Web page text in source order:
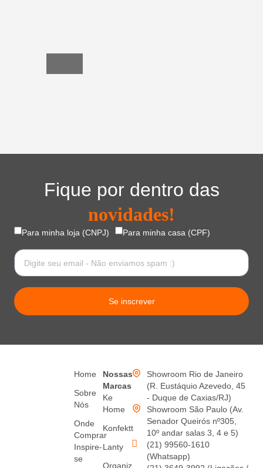
Fique por dentro das
novidades!
Para minha loja (CNPJ) Para minha casa (CPF)
Se inscrever
Home
Sobre
Nós
Onde
Comprar
Inspire-
se
Nossas
Marcas
Ke
Home
Konfektt
Lanty
Organiz
Showroom Rio de Janeiro
(R. Eustáquio Azevedo, 45
- Duque de Caxias/RJ)
Showroom São Paulo (Av.
Senador Queirós nº305,
10º andar salas 3, 4 e 5)
(21) 99560-1610
(Whatsapp)